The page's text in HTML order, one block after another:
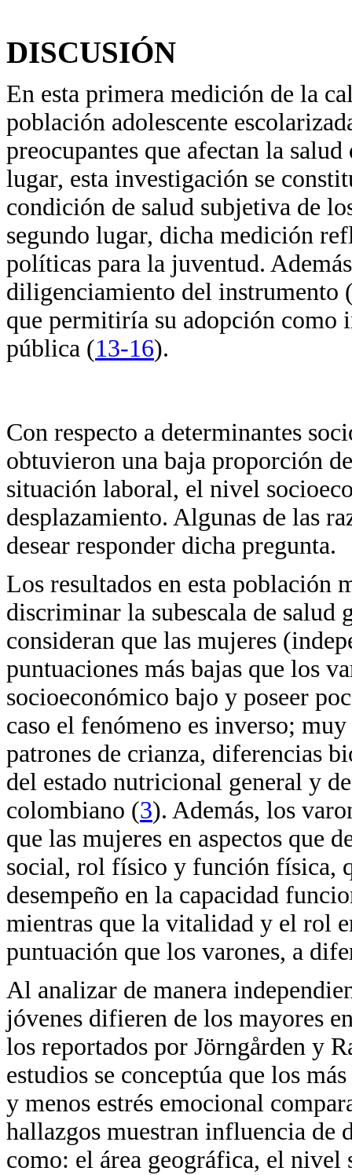
DISCUSIÓN
En esta primera medición de la
población adolescente
preocupantes que afectan la
lugar, esta investigación se
condición de salud subjetiva de
segundo lugar, dicha medición
políticas para la juventud.
diligenciamiento del instrumento
que permitiría su adopción como
pública (13-16).
Con respecto a determinantes
obtuvieron una baja proporción
situación laboral, el nivel
desplazamiento. Algunas de las
desear responder dicha pregunta.
Los resultados en esta población
discriminar la subescala de salud
consideran que las mujeres
puntuaciones más bajas que los
socioeconómico bajo y poseer
caso el fenómeno es inverso;
patrones de crianza, diferencias
del estado nutricional general y
colombiano (3). Además, los
que las mujeres en aspectos que
social, rol físico y función física,
desempeño en la capacidad
mientras que la vitalidad y el rol
puntuación que los varones, a
Al analizar de manera
jóvenes difieren de los mayores
los reportados por Jörngården y
estudios se conceptúa que los
y menos estrés emocional
hallazgos muestran influencia de
como: el área geográfica, el